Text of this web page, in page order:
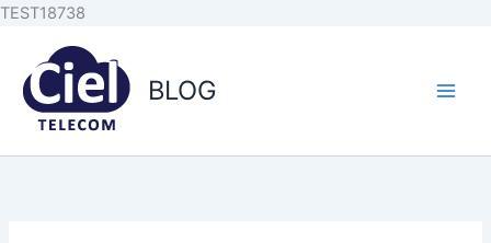
TEST18738
contenu
principal
Aller
contenu
BLOG